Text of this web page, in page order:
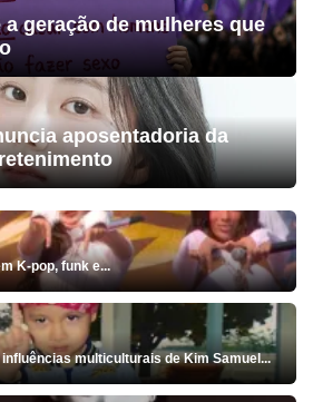
geração de mulheres que
aposentadoria da
K-pop, funk e...
multiculturais de Kim Samuel...